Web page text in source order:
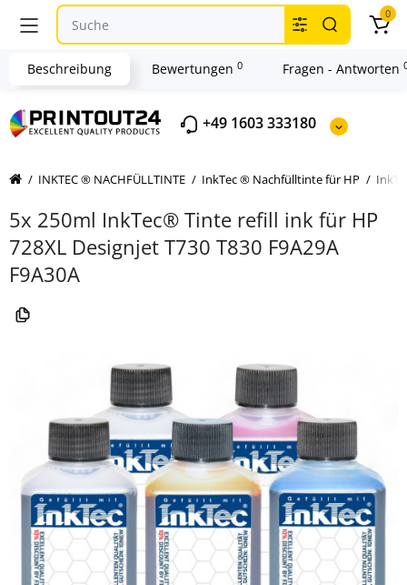
+49 1603 333180
0
INKTEC ® NACHFÜLLTINTE InkTec ® Nachfülltinte für HP
5x 250ml InkTec® Tinte refill ink für HP
728XL Designjet T730 T830 F9A29A
F9A30A
Beschreibung Bewertungen 0 Fragen - Antworten